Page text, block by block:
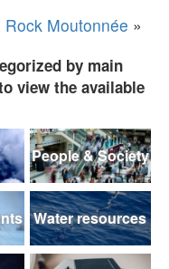
Rock Moutonnée »
by main
view the available
People & Society
Water resources